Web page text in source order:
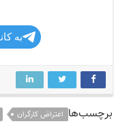
به
برچسب‌ها اعتراض کارگران